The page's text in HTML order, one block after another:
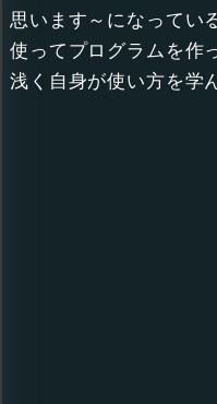
思います～になってい
使ってプログラムを作
浅く自身が使い方を学